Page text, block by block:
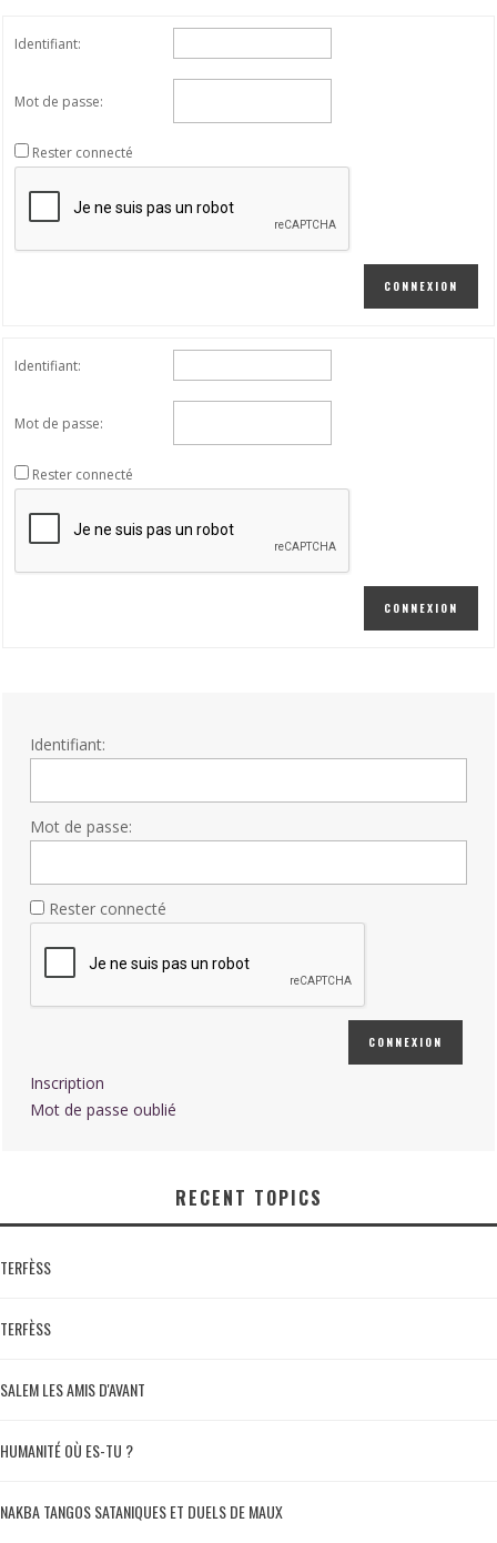
Identifiant:
Mot de passe:
Rester connecté
CONNEXION
Identifiant:
Mot de passe:
Rester connecté
CONNEXION
Identifiant:
Mot de passe:
Rester connecté
CONNEXION
Inscription
Mot de passe oublié
RECENT TOPICS
TERFÈSS
TERFÈSS
SALEM LES AMIS D'AVANT
HUMANITÉ OÙ ES-TU ?
NAKBA TANGOS SATANIQUES ET DUELS DE MAUX